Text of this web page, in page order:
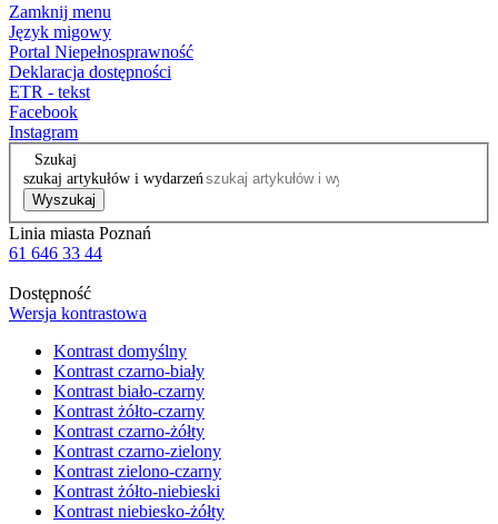
Zamknij menu
Język migowy
Portal Niepełnosprawność
Deklaracja dostępności
ETR - tekst
Facebook
Instagram
Szukaj
szukaj artykułów i wydarzeń
Wyszukaj
Linia miasta Poznań
61 646 33 44
Dostępność
Wersja kontrastowa
Kontrast domyślny
Kontrast czarno-biały
Kontrast biało-czarny
Kontrast żółto-czarny
Kontrast czarno-żółty
Kontrast czarno-zielony
Kontrast zielono-czarny
Kontrast żółto-niebieski
Kontrast niebiesko-żółty